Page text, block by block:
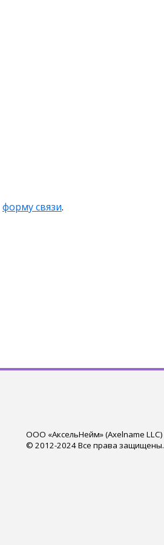
форму связи.
ООО «АксельНейм» (Axelname LLC)
© 2012-2024 Все права защищены.